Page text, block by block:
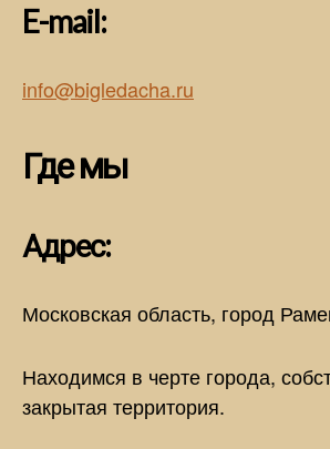
E-mail:
info@bigledacha.ru
Где мы
Адрес:
Московская область, город
Находимся в черте города,
закрытая территория.